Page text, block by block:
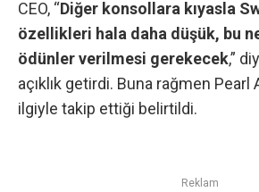
CEO, “Diğer konsollara kıyasla
özellikleri hala daha düşük, bu
ödünler verilmesi gerekecek,”
açıklık getirdi. Buna rağmen Pearl
ilgiyle takip ettiği belirtildi.
Reklam